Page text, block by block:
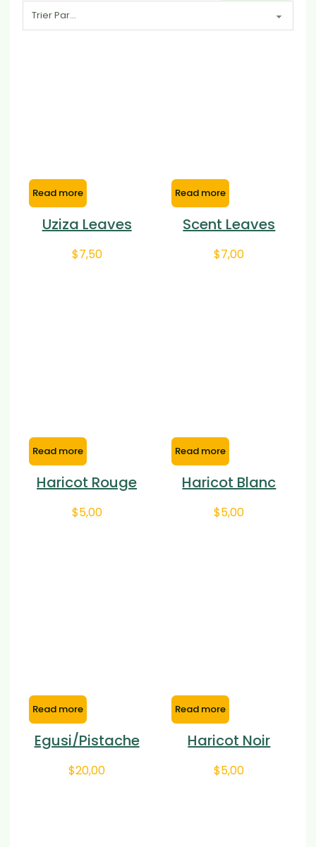
Read more
Uziza Leaves
$7,50
Read more
Scent Leaves
$7,00
Read more
Haricot Rouge
$5,00
Read more
Haricot Blanc
$5,00
Read more
Egusi/Pistache
$20,00
Read more
Haricot Noir
$5,00